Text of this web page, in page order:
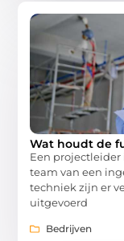
Wat houdt de
Een
team van een
techniek zijn er
uitgevoerd
Bedrijven